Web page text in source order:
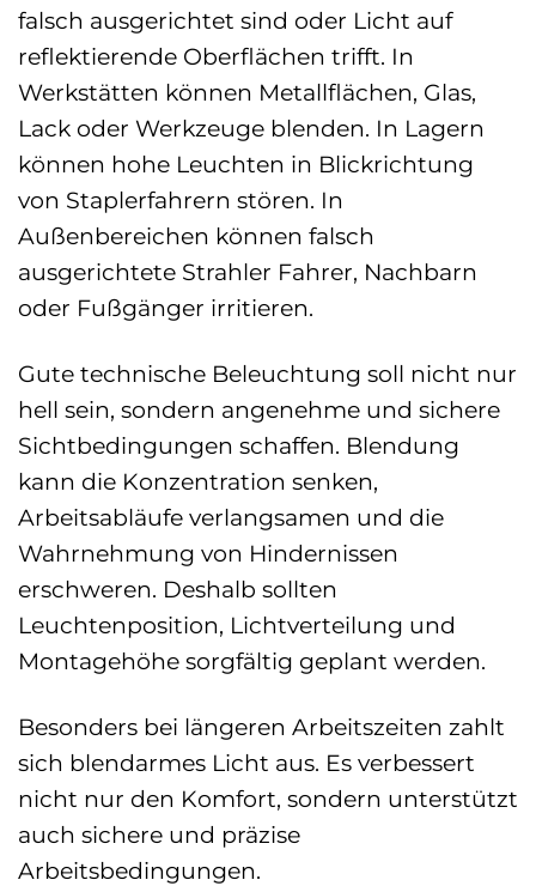
falsch ausgerichtet sind oder Licht auf
reflektierende Oberflächen trifft. In
Werkstätten können Metallflächen, Glas,
Lack oder Werkzeuge blenden. In Lagern
können hohe Leuchten in Blickrichtung
von Staplerfahrern stören. In
Außenbereichen können falsch
ausgerichtete Strahler Fahrer, Nachbarn
oder Fußgänger irritieren.
Gute technische Beleuchtung soll nicht nur
hell sein, sondern angenehme und sichere
Sichtbedingungen schaffen. Blendung
kann die Konzentration senken,
Arbeitsabläufe verlangsamen und die
Wahrnehmung von Hindernissen
erschweren. Deshalb sollten
Leuchtenposition, Lichtverteilung und
Montagehöhe sorgfältig geplant werden.
Besonders bei längeren Arbeitszeiten zahlt
sich blendarmes Licht aus. Es verbessert
nicht nur den Komfort, sondern unterstützt
auch sichere und präzise
Arbeitsbedingungen.